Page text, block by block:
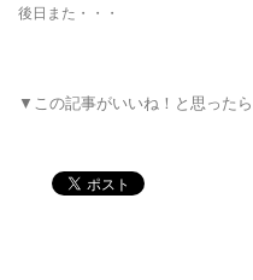
後日また・・・
▼この記事がいいね！と思った